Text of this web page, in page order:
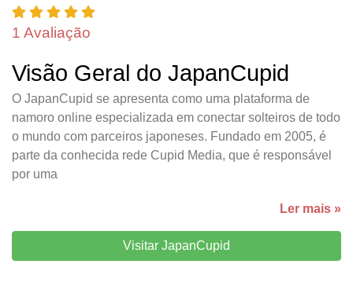
1 Avaliação
Visão Geral do JapanCupid
O JapanCupid se apresenta como uma plataforma de
namoro online especializada em conectar solteiros de todo
o mundo com parceiros japoneses. Fundado em 2005, é
parte da conhecida rede Cupid Media, que é responsável
por uma
Ler mais »
Visitar JapanCupid